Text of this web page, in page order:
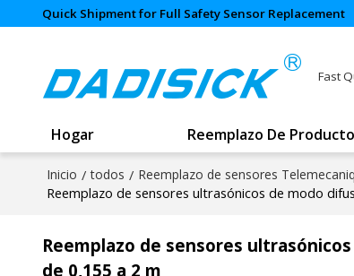
Quick Shipment for Full Safety Sensor Replacement
Fast
Hogar Reemplazo De
Inicio / todos / Reemplazo de sensores
Reemplazo de sensores ultrasónicos de modo
Reemplazo de sensores
de 0,155 a 2 m